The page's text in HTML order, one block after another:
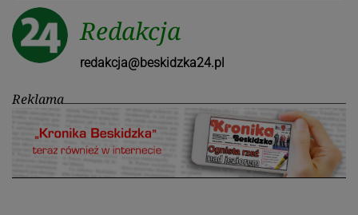
Redakcja
redakcja@beskidzka24.pl
Reklama